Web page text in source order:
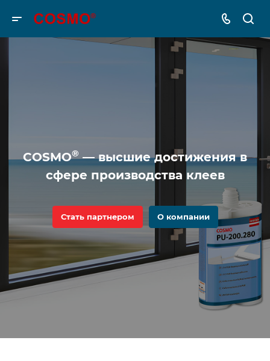
COSMO®— высшие достижения в
сфере производства клеев
Стать партнером О компании